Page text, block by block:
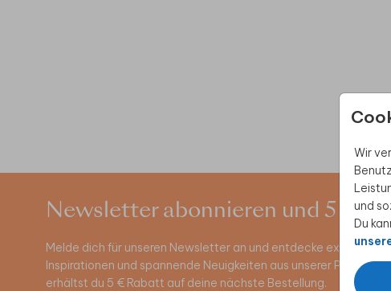
Wir
und
Du
Newsletter abonnieren und 5 €
Melde dich für unseren Newsletter an und entdecke exklusive
Inspirationen und spannende Neuigkeiten aus unserer
erhältst du 5 € Rabatt auf deine nächste Bestellung.